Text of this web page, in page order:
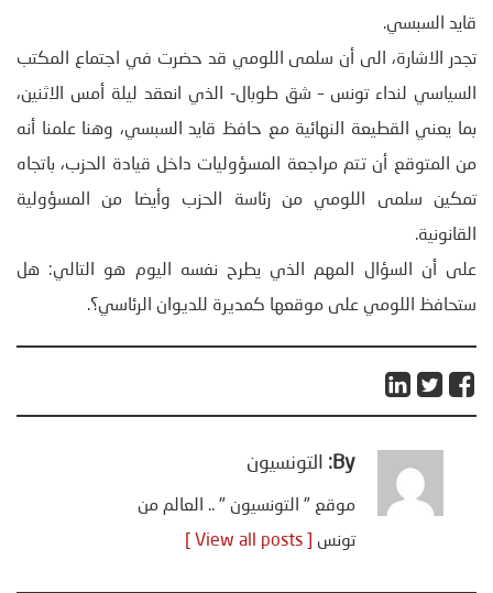
قايد السبسي.
تجدر الاشارة، الى أن سلمى اللومي قد حضرت في اجتماع المكتب
السياسي لنداء تونس – شق طوبال- الذي انعقد ليلة أمس الاثنين،
بما يعني القطيعة النهائية مع حافظ قايد السبسي، وهنا علمنا أنه
من المتوقع أن تتم مراجعة المسؤوليات داخل قيادة الحزب، باتجاه
تمكين سلمى اللومي من رئاسة الحزب وأيضا من المسؤولية
القانونية.
على أن السؤال المهم الذي يطرح نفسه اليوم هو التالي: هل
ستحافظ اللومي على موقعها كمديرة للديوان الرئاسي؟.
By: التونسيون
موقع " التونسيون " .. العالم من
تونس